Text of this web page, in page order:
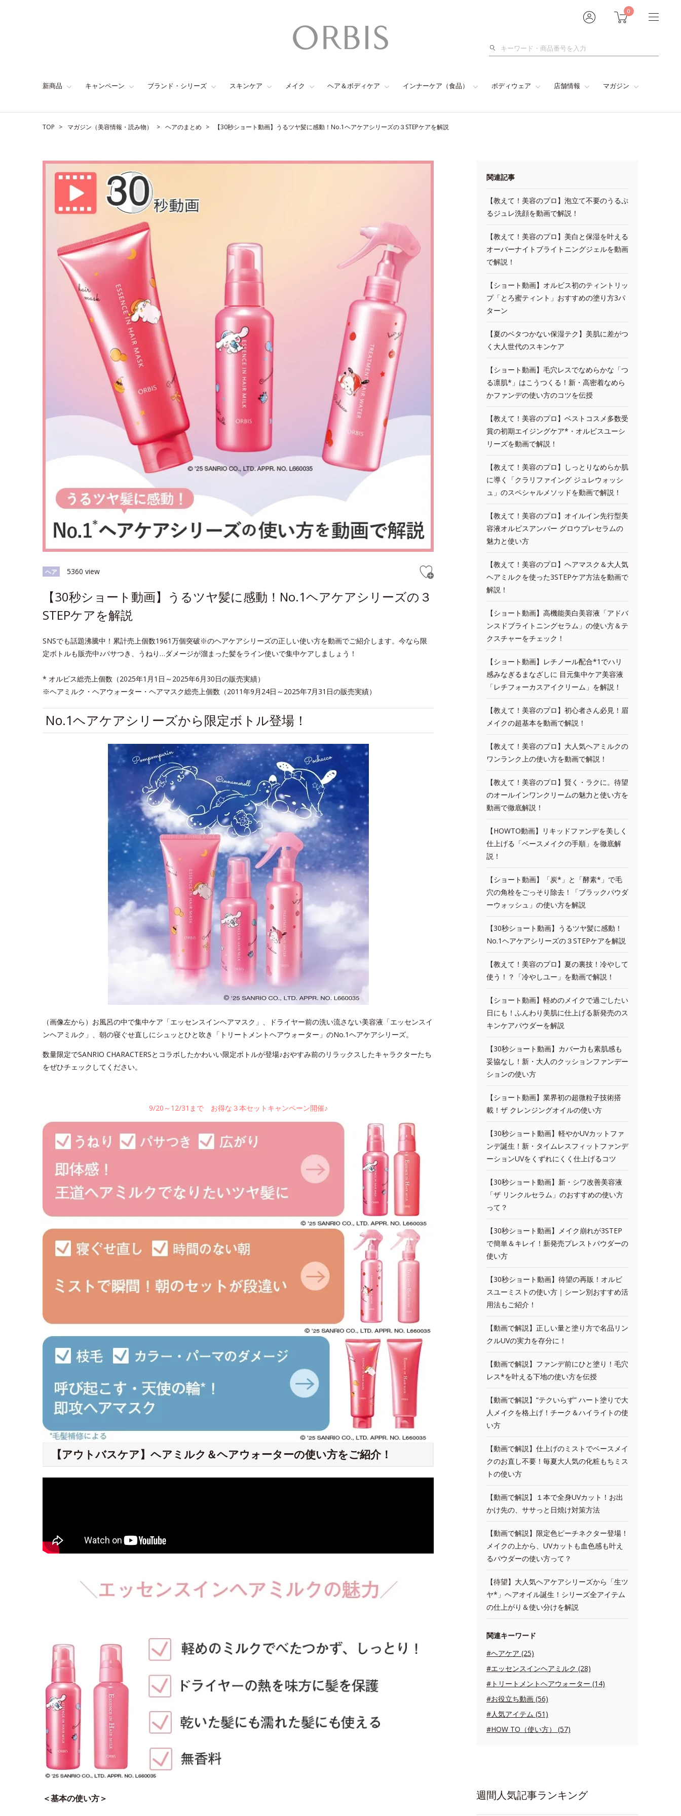
0
検
新商品 キャンペーン ブランド・シリーズ スキンケア メイク ヘア＆ボディケア インナーケア（食品） ボディウェア 店舗情報 マガジン
TOP マガジン（美容情報・読み物） ヘアのまとめ 【30秒ショート動画】うるツヤ髪に感動！No.1ヘアケアシリーズの３STEPケアを解説
ヘア 5360 view
【30秒ショート動画】うるツヤ髪に感動！No.1ヘアケアシリーズの３
STEPケアを解説
SNSでも話題沸騰中！累計売上個数1961万個突破※のヘアケアシリーズの正しい使い方を動画でご紹介します。今なら限
定ボトルも販売中♪パサつき、うねり…ダメージが溜まった髪をライン使いで集中ケアしましょう！
* オルビス総売上個数（2025年1月1日～2025年6月30日の販売実績）
※ヘアミルク・ヘアウォーター・ヘアマスク総売上個数（2011年9月24日～2025年7月31日の販売実績）
No.1ヘアケアシリーズから限定ボトル登場！
（画像左から）お風呂の中で集中ケア「エッセンスインヘアマスク」、ドライヤー前の洗い流さない美容液「エッセンスイ
ンヘアミルク」、朝の寝ぐせ直しにシュッとひと吹き「トリートメントヘアウォーター」のNo.1ヘアケアシリーズ。
数量限定でSANRIO CHARACTERSとコラボしたかわいい限定ボトルが登場♪おやすみ前のリラックスしたキャラクターたち
をぜひチェックしてください。
9/20～12/31まで お得な３本セットキャンペーン開催♪
【アウトバスケア】ヘアミルク＆ヘアウォーターの使い方をご紹介！
＜基本の使い方＞
関連記事
【教えて！美容のプロ】泡立て不要のうるぷ
るジュレ洗顔を動画で解説！
【教えて！美容のプロ】美白と保湿を叶える
オーバーナイトブライトニングジェルを動画
で解説！
【ショート動画】オルビス初のティントリッ
プ「とろ蜜ティント」おすすめの塗り方3パ
ターン
【夏のベタつかない保湿テク】美肌に差がつ
く大人世代のスキンケア
【ショート動画】毛穴レスでなめらかな「つ
る凛肌*」はこうつくる！新・高密着なめら
かファンデの使い方のコツを伝授
【教えて！美容のプロ】ベストコスメ多数受
賞の初期エイジングケア*・オルビスユーシ
リーズを動画で解説！
【教えて！美容のプロ】しっとりなめらか肌
に導く「クラリファイング ジュレウォッシ
ュ」のスペシャルメソッドを動画で解説！
【教えて！美容のプロ】オイルイン先行型美
容液オルビスアンバー グロウプレセラムの
魅力と使い方
【教えて！美容のプロ】ヘアマスク＆大人気
ヘアミルクを使った3STEPケア方法を動画で
解説！
【ショート動画】高機能美白美容液「アドバ
ンスドブライトニングセラム」の使い方＆テ
クスチャーをチェック！
【ショート動画】レチノール配合*1でハリ
感みなぎるまなざしに 目元集中ケア美容液
「レチフォーカスアイクリーム」を解説！
【教えて！美容のプロ】初心者さん必見！眉
メイクの超基本を動画で解説！
【教えて！美容のプロ】大人気ヘアミルクの
ワンランク上の使い方を動画で解説！
【教えて！美容のプロ】賢く・ラクに。待望
のオールインワンクリームの魅力と使い方を
動画で徹底解説！
【HOWTO動画】リキッドファンデを美しく
仕上げる「ベースメイクの手順」を徹底解
説！
【ショート動画】「炭*」と「酵素*」で毛
穴の角栓をごっそり除去！「ブラックパウダ
ーウォッシュ」の使い方を解説
【30秒ショート動画】うるツヤ髪に感動！
No.1ヘアケアシリーズの３STEPケアを解説
【教えて！美容のプロ】夏の裏技！冷やして
使う！？「冷やしユー」を動画で解説！
【ショート動画】軽めのメイクで過ごしたい
日にも！ふんわり美肌に仕上げる新発売のス
キンケアパウダーを解説
【30秒ショート動画】カバー力も素肌感も
妥協なし！新・大人のクッションファンデー
ションの使い方
【ショート動画】業界初の超微粒子技術搭
載！ザ クレンジングオイルの使い方
【30秒ショート動画】軽やかUVカットファ
ンデ誕生！新・タイムレスフィットファンデ
ーションUVをくずれにくく仕上げるコツ
【30秒ショート動画】新・シワ改善美容液
「ザ リンクルセラム」のおすすめの使い方
って？
【30秒ショート動画】メイク崩れが3STEP
で簡単＆キレイ！新発売プレストパウダーの
使い方
【30秒ショート動画】待望の再販！オルビ
スユーミストの使い方｜シーン別おすすめ活
用法もご紹介！
【動画で解説】正しい量と塗り方で名品リン
クルUVの実力を存分に！
【動画で解説】ファンデ前にひと塗り！毛穴
レス*を叶える下地の使い方を伝授
【動画で解説】“テクいらず” ハート塗りで大
人メイクを格上げ！チーク＆ハイライトの使
い方
【動画で解説】仕上げのミストでベースメイ
クのお直し不要！毎夏大人気の化粧もちミス
トの使い方
【動画で解説】１本で全身UVカット！お出
かけ先の、ササっと日焼け対策方法
【動画で解説】限定色ピーチネクター登場！
メイクの上から、UVカットも血色感も叶え
るパウダーの使い方って？
【待望】大人気ヘアケアシリーズから「生ツ
ヤ*」ヘアオイル誕生！シリーズ全アイテム
の仕上がり＆使い分けを解説
関連キーワード
#ヘアケア (25)
#エッセンスインヘアミルク (28)
#トリートメントヘアウォーター (14)
#お役立ち動画 (56)
#人気アイテム (51)
#HOW TO（使い方） (57)
週間人気記事ランキング